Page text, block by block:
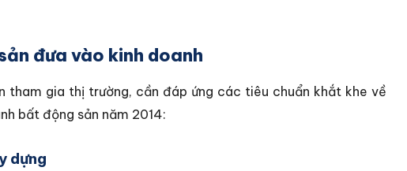
đưa vào kinh doanh
gia thị trường, cần đáp ứng các tiêu chuẩn khắt khe về
bất động sản năm 2014:
dựng